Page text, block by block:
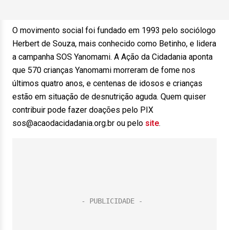
O movimento social foi fundado em 1993 pelo sociólogo
Herbert de Souza, mais conhecido como Betinho, e lidera
a campanha SOS Yanomami. A Ação da Cidadania aponta
que 570 crianças Yanomami morreram de fome nos
últimos quatro anos, e centenas de idosos e crianças
estão em situação de desnutrição aguda. Quem quiser
contribuir pode fazer doações pelo PIX
sos@acaodacidadania.org.br ou pelo site.